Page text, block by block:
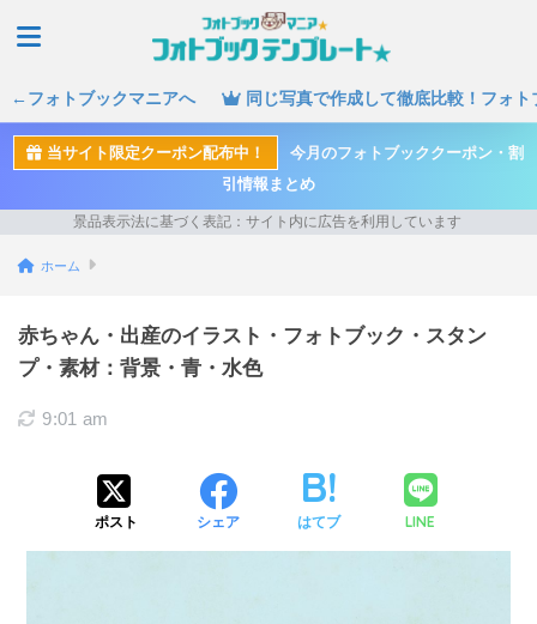
←フォトブックマニアへ 同じ写真で作成して徹底比較！フォ
当サイト限定クーポン配布中！
今月のフォトブッククーポン・割
引情報まとめ
ホーム
赤ちゃん・出産のイラスト・フォトブック・スタン
プ・素材：背景・青・水色
9:01 am
ポスト シェア はてブ LINE